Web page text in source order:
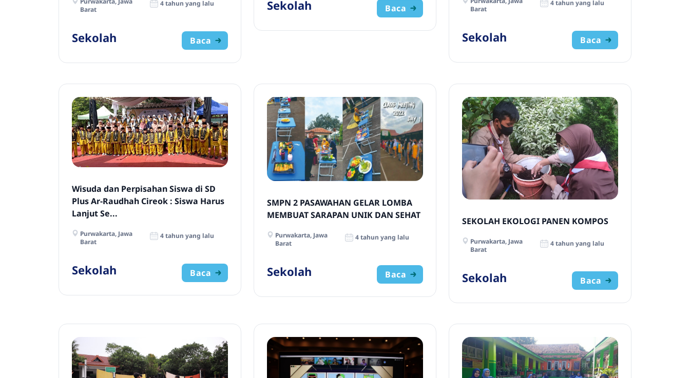
Barat
4 tahun yang lalu
Sekolah Baca
Sekolah Baca
Barat
4 tahun yang lalu
Sekolah Baca
Wisuda dan Perpisahan Siswa di SD
Plus Ar-Raudhah Cireok : Siswa Harus
Lanjut Se...
Purwakarta, Jawa
Barat
4 tahun yang lalu
Sekolah Baca
SMPN 2 PASAWAHAN GELAR LOMBA
MEMBUAT SARAPAN UNIK DAN SEHAT
Purwakarta, Jawa
Barat
4 tahun yang lalu
Sekolah Baca
SEKOLAH EKOLOGI PANEN KOMPOS
Purwakarta, Jawa
Barat
4 tahun yang lalu
Sekolah Baca